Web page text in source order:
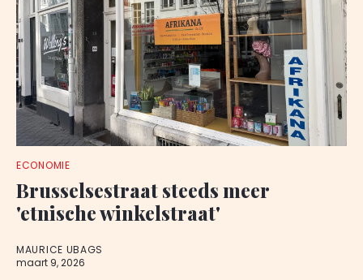
ECONOMIE
Brusselsestraat steeds meer
'etnische winkelstraat'
MAURICE UBAGS
maart 9, 2026